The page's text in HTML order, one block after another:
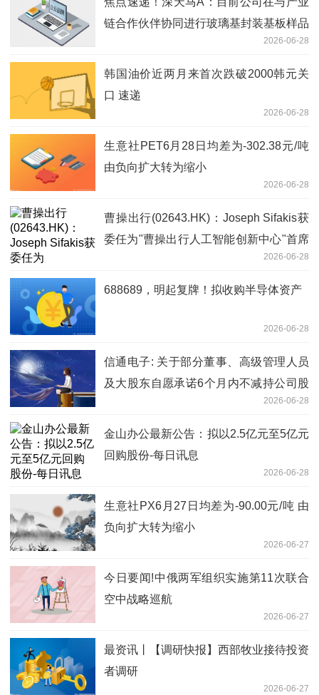
链合作伙伴协同进行玻璃基封装基板样品
2026-06-28
韩国油价近两月来首次跌破2000韩元关
口 速递
2026-06-28
生意社PET6月28日均差为-302.38元/吨
由负向扩大转为缩小
2026-06-28
曹操出行(02643.HK)：Joseph Sifakis获
委任为"曹操出行人工智能创新中心"首席
2026-06-28
688689，明起复牌！拟收购半导体资产
2026-06-28
信通电子: 关于部分董事、高级管理人员
及大股东自愿承诺6个月内不减持公司股
2026-06-28
金山办公最新公告：拟以2.5亿元至5亿元
回购股份-每日讯息
2026-06-28
生意社PX6月27日均差为-90.00元/吨 由
负向扩大转为缩小
2026-06-27
今日要闻!中俄两军组织实施第11次联合
空中战略巡航
2026-06-27
最资讯丨【调研快报】西部牧业接待投资
者调研
2026-06-27